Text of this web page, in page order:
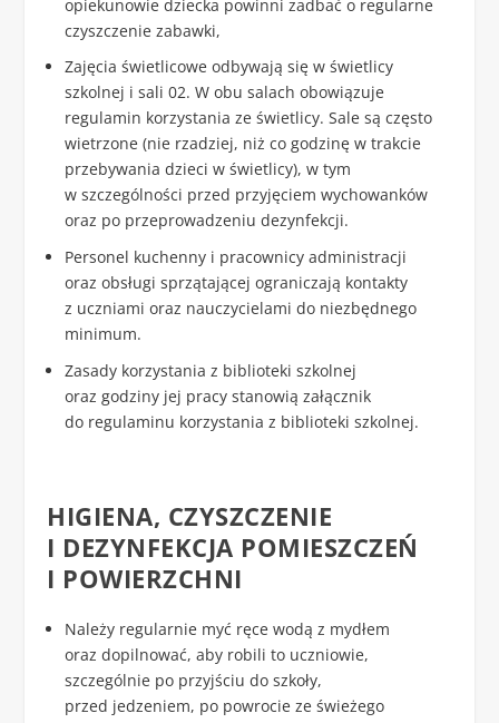
opiekunowie dziecka powinni zadbać o regularne
czyszczenie zabawki,
Zajęcia świetlicowe odbywają się w świetlicy
szkolnej i sali 02. W obu salach obowiązuje
regulamin korzystania ze świetlicy. Sale są często
wietrzone (nie rzadziej, niż co godzinę w trakcie
przebywania dzieci w świetlicy), w tym
w szczególności przed przyjęciem wychowanków
oraz po przeprowadzeniu dezynfekcji.
Personel kuchenny i pracownicy administracji
oraz obsługi sprzątającej ograniczają kontakty
z uczniami oraz nauczycielami do niezbędnego
minimum.
Zasady korzystania z biblioteki szkolnej
oraz godziny jej pracy stanowią załącznik
do regulaminu korzystania z biblioteki szkolnej.
HIGIENA, CZYSZCZENIE
I DEZYNFEKCJA POMIESZCZEŃ
I POWIERZCHNI
Należy regularnie myć ręce wodą z mydłem
oraz dopilnować, aby robili to uczniowie,
szczególnie po przyjściu do szkoły,
przed jedzeniem, po powrocie ze świeżego